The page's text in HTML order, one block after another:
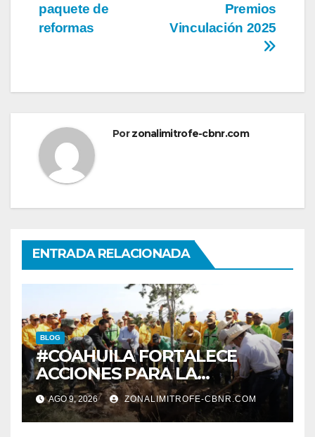
Premios
Vinculación 2025
paquete de
reformas
Porzonalimitrofe-cbnr.com
ENTRADA RELACIONADA
BLOG
#COAHUILA FORTALECE
ACCIONES PARA LA
RESTAURACIÓN Y
PROTECCIÓN DE SUS
ECOSISTEMAS
AGO 9, 2026 ZONALIMITROFE-CBNR.COM